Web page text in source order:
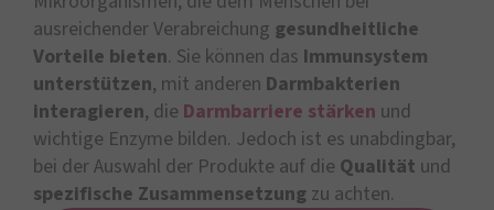
ausreichender Verabreichung gesundheitliche
Vorteile bieten. Sie können das Immunsystem
unterstützen, mit anderen Darmbakterien
interagieren, die Darmbarriere stärken und
wichtige Enzyme bilden. Jedoch ist es unabdingbar,
bei der Auswahl der Produkte auf die Qualität und
spezifische Zusammensetzung zu achten.